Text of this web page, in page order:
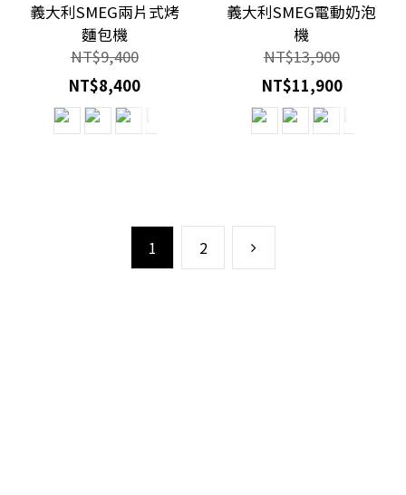
義大利SMEG兩片式烤
麵包機
NT$9,400
NT$8,400
義大利SMEG電動奶泡
機
NT$13,900
NT$11,900
1 2